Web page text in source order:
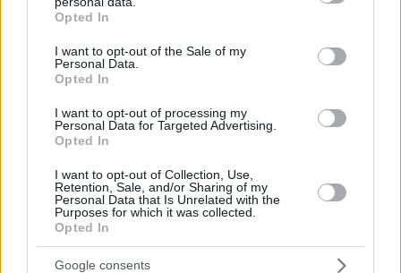
grant or deny consent to Google and its third-party tags to
use your data for below specified purposes in below Google
consent section.
Opted In
I want to opt-out of the Sale of my
Personal Data.
Opted In
I want to opt-out of processing my
Personal Data for Targeted Advertising.
Opted In
I want to opt-out of Collection, Use,
Retention, Sale, and/or Sharing of my
Personal Data that Is Unrelated with the
Purposes for which it was collected.
Opted In
Google consents
07.08.2026, 23:19
Δημοκρατία: Γρατσία, Γαλανός,
Καρυστιανού και αυλικοί το
μετέτρεψαν σε φοβικό αρχηγικό
07.08.2026, 19:33 94